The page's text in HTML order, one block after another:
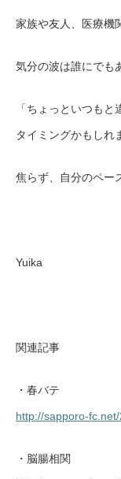
家族や友人、医療機
気分の波は誰にでも
「ちょっといつも
タイミングかもしれ
焦らず、自分のペー
Yuika
関連記事
・春バテ
http://sapporo-
・脳腸相関